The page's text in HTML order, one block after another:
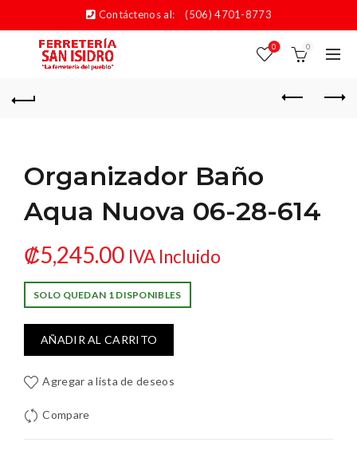
Contáctenos al: (506) 4701-8773
0 0
Organizador Baño
Aqua Nuova 06-28-614
₡5,245.00 IVA Incluido
SOLO QUEDAN 1 DISPONIBLES
AÑADIR AL CARRITO
Agregar a lista de deseos
Compare